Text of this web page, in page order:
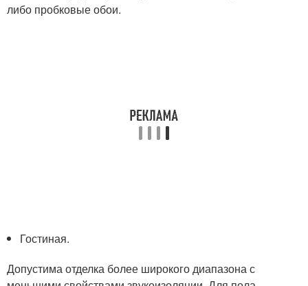
либо пробковые обои.
Гостиная.
Допустима отделка более широкого диапазона с